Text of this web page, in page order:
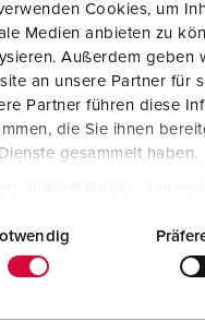
Cookies, um
Medien anbieten zu
Außerdem geben
an unsere Partner für
Partner führen diese
die Sie ihnen
gesammelt haben.
de
Dis.
Diferencial tipo A 920003